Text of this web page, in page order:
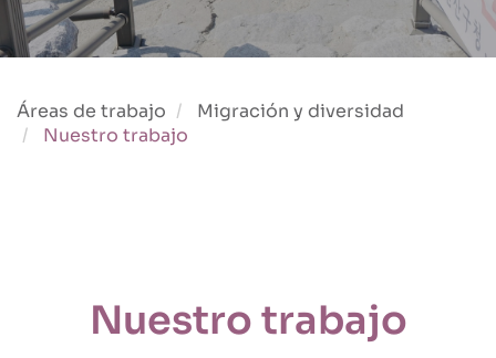
Áreas de trabajo
Migración y diversidad
Nuestro trabajo
Nuestro trabajo